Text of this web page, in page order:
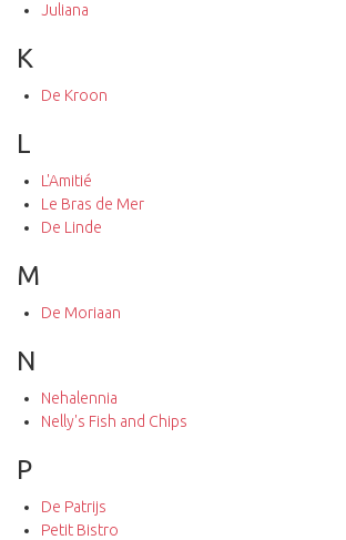
Juliana
K
De Kroon
L
L'Amitié
Le Bras de Mer
De Linde
M
De Moriaan
N
Nehalennia
Nelly's Fish and Chips
P
De Patrijs
Petit Bistro